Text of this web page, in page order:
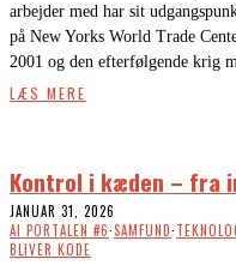
arbejder med har sit
på New Yorks World Trade
2001 og den efterfølgende krig
LÆS MERE
Kontrol i kæden – fra
JANUAR 31, 2026
AI PORTALEN #6·SAMFUND·
BLIVER KODE